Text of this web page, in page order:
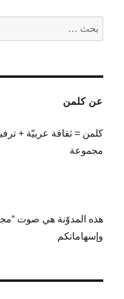
عن:
عن كلمن
كلمن = ثقافة عربيّة +
مجموعة
هذه المدوّنة هي صوت
وإسهاماتكم